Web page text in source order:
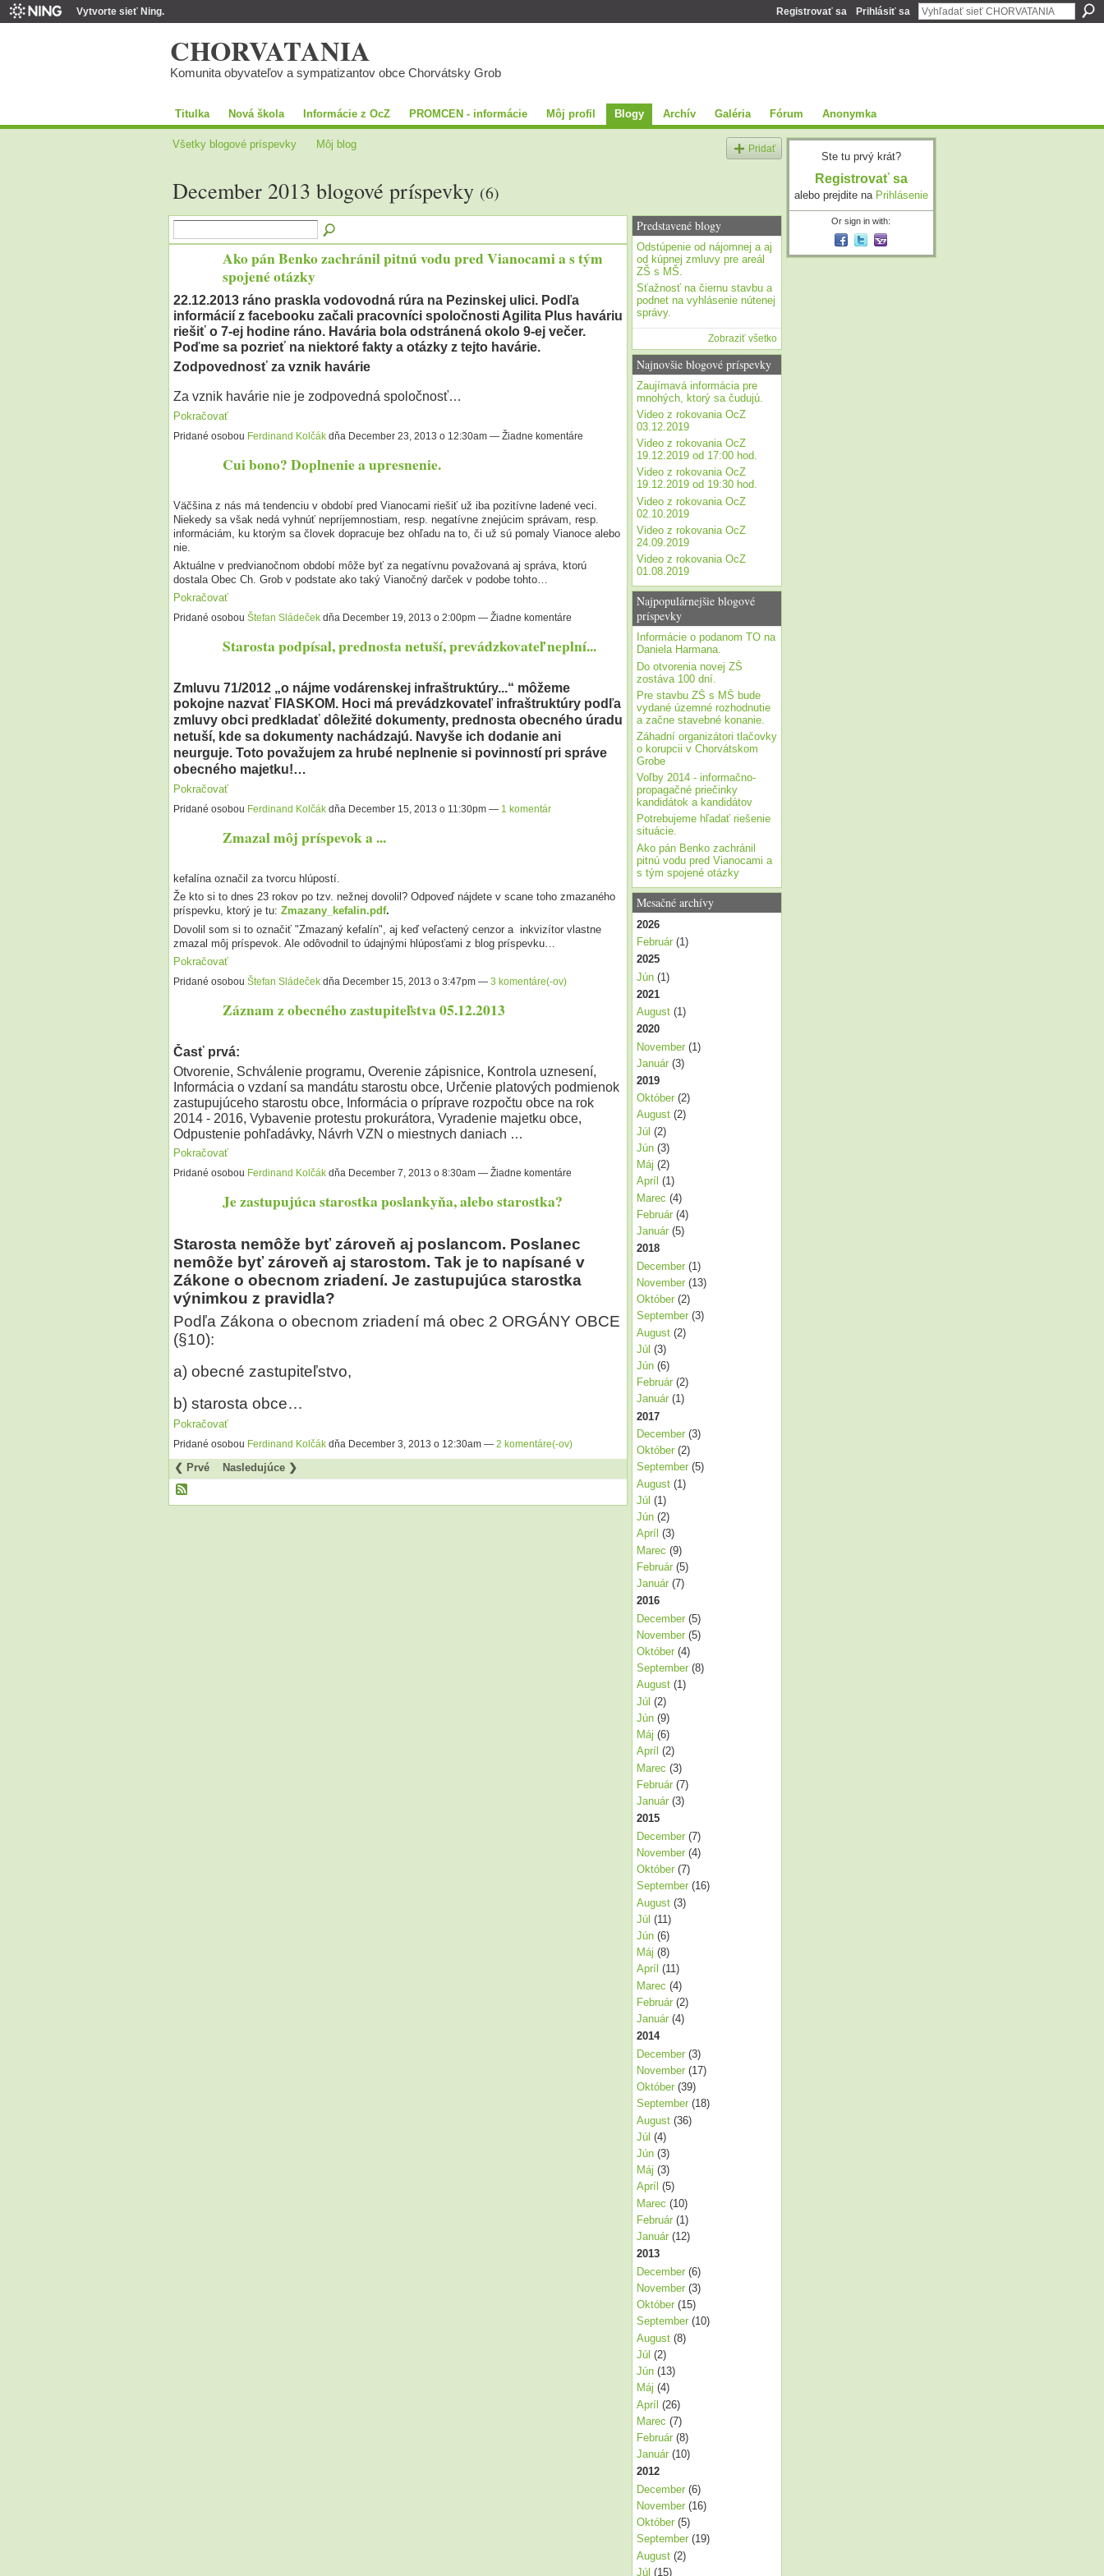
Vytvorte sieť Ning. Registrovať sa Prihlásiť sa
CHORVATANIA
Komunita obyvateľov a sympatizantov obce Chorvátsky Grob
Titulka Nová škola Informácie z OcZ PROMCEN - informácie Môj profil Blogy Archív Galéria Fórum Anonymka
Všetky blogové príspevky Môj blog Pridať
December 2013 blogové príspevky (6)
Ako pán Benko zachránil pitnú vodu pred Vianocami a s tým
spojené otázky
22.12.2013 ráno praskla vodovodná rúra na Pezinskej ulici. Podľa
informácií z facebooku začali pracovníci spoločnosti Agilita Plus haváriu
riešiť o 7-ej hodine ráno. Havária bola odstránená okolo 9-ej večer.
Poďme sa pozrieť na niektoré fakty a otázky z tejto havárie.
Zodpovednosť za vznik havárie
Za vznik havárie nie je zodpovedná spoločnosť…
Pokračovať
Pridané osobou Ferdinand Kolčákdňa December 23, 2013 o 12:30am — Žiadne komentáre
Cui bono? Doplnenie a upresnenie.
Väčšina z nás má tendenciu v období pred Vianocami riešiť už iba pozitívne ladené veci.
Niekedy sa však nedá vyhnúť nepríjemnostiam, resp. negatívne znejúcim správam, resp.
informáciám, ku ktorým sa človek dopracuje bez ohľadu na to, či už sú pomaly Vianoce alebo
nie.
Aktuálne v predvianočnom období môže byť za negatívnu považovaná aj správa, ktorú
dostala Obec Ch. Grob v podstate ako taký Vianočný darček v podobe tohto…
Pokračovať
Pridané osobou Štefan Sládečekdňa December 19, 2013 o 2:00pm — Žiadne komentáre
Starosta podpísal, prednosta netuší, prevádzkovateľ neplní...
Zmluvu 71/2012 „o nájme vodárenskej infraštruktúry...“ môžeme
pokojne nazvať FIASKOM. Hoci má prevádzkovateľ infraštruktúry podľa
zmluvy obci predkladať dôležité dokumenty, prednosta obecného úradu
netuší, kde sa dokumenty nachádzajú. Navyše ich dodanie ani
neurguje. Toto považujem za hrubé neplnenie si povinností pri správe
obecného majetku!…
Pokračovať
Pridané osobou Ferdinand Kolčákdňa December 15, 2013 o 11:30pm — 1 komentár
Zmazal môj príspevok a ...
kefalína označil za tvorcu hlúpostí.
Že kto si to dnes 23 rokov po tzv. nežnej dovolil? Odpoveď nájdete v scane toho zmazaného
príspevku, ktorý je tu: Zmazany_kefalin.pdf.
Dovolil som si to označiť "Zmazaný kefalín", aj keď veľactený cenzor a inkvizítor vlastne
zmazal môj príspevok. Ale odôvodnil to údajnými hlúposťami z blog príspevku…
Pokračovať
Pridané osobou Štefan Sládečekdňa December 15, 2013 o 3:47pm — 3 komentáre(-ov)
Záznam z obecného zastupiteľstva 05.12.2013
Časť prvá:
Otvorenie, Schválenie programu, Overenie zápisnice, Kontrola uznesení,
Informácia o vzdaní sa mandátu starostu obce, Určenie platových podmienok
zastupujúceho starostu obce, Informácia o príprave rozpočtu obce na rok
2014 - 2016, Vybavenie protestu prokurátora, Vyradenie majetku obce,
Odpustenie pohľadávky, Návrh VZN o miestnych daniach …
Pokračovať
Pridané osobou Ferdinand Kolčákdňa December 7, 2013 o 8:30am — Žiadne komentáre
Je zastupujúca starostka poslankyňa, alebo starostka?
Starosta nemôže byť zároveň aj poslancom. Poslanec
nemôže byť zároveň aj starostom. Tak je to napísané v
Zákone o obecnom zriadení. Je zastupujúca starostka
výnimkou z pravidla?
Podľa Zákona o obecnom zriadení má obec 2 ORGÁNY OBCE
(§10):
a) obecné zastupiteľstvo,
b) starosta obce…
Pokračovať
Pridané osobou Ferdinand Kolčákdňa December 3, 2013 o 12:30am — 2 komentáre(-ov)
❮ Prvé Nasledujúce ❯
Predstavené blogy
Odstúpenie od nájomnej a aj
od kúpnej zmluvy pre areál
ZŠ s MŠ.
Sťažnosť na čiernu stavbu a
podnet na vyhlásenie nútenej
správy.
Zobraziť všetko
Najnovšie blogové príspevky
Zaujímavá informácia pre
mnohých, ktorý sa čudujú.
Video z rokovania OcZ
03.12.2019
Video z rokovania OcZ
19.12.2019 od 17:00 hod.
Video z rokovania OcZ
19.12.2019 od 19:30 hod.
Video z rokovania OcZ
02.10.2019
Video z rokovania OcZ
24.09.2019
Video z rokovania OcZ
01.08.2019
Najpopulárnejšie blogové
príspevky
Informácie o podanom TO na
Daniela Harmana.
Do otvorenia novej ZŠ
zostáva 100 dní.
Pre stavbu ZŠ s MŠ bude
vydané územné rozhodnutie
a začne stavebné konanie.
Záhadní organizátori tlačovky
o korupcii v Chorvátskom
Grobe
Voľby 2014 - informačno-
propagačné priečinky
kandidátok a kandidátov
Potrebujeme hľadať riešenie
situácie.
Ako pán Benko zachránil
pitnú vodu pred Vianocami a
s tým spojené otázky
Mesačné archívy
2026
Február(1)
2025
Jún(1)
2021
August(1)
2020
November(1)
Január(3)
2019
Október(2)
August(2)
Júl (2)
Jún(3)
Máj (2)
Apríl (1)
Marec (4)
Február(4)
Január(5)
2018
December(1)
November(13)
Október(2)
September(3)
August(2)
Júl (3)
Jún(6)
Február(2)
Január(1)
2017
December(3)
Október(2)
September(5)
August(1)
Júl (1)
Jún(2)
Apríl (3)
Marec (9)
Február(5)
Január(7)
2016
December(5)
November(5)
Október(4)
September(8)
August(1)
Júl (2)
Jún(9)
Máj (6)
Apríl (2)
Marec (3)
Február(7)
Január(3)
2015
December(7)
November(4)
Október(7)
September(16)
August(3)
Júl (11)
Jún(6)
Máj (8)
Apríl (11)
Marec (4)
Február(2)
Január(4)
2014
December(3)
November(17)
Október(39)
September(18)
August(36)
Júl (4)
Jún(3)
Máj (3)
Apríl (5)
Marec (10)
Február(1)
Január(12)
2013
December(6)
November(3)
Október(15)
September(10)
August(8)
Júl (2)
Jún(13)
Máj (4)
Apríl (26)
Marec (7)
Február(8)
Január(10)
2012
December(6)
November(16)
Október(5)
September(19)
August(2)
Júl (15)
Ste tu prvý krát?
Registrovať sa
alebo prejdite na Prihlásenie
Or sign in with: